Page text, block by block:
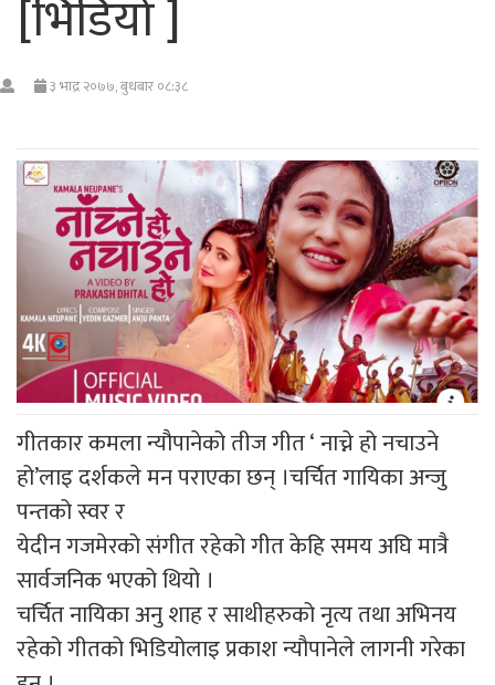
[भिडियो ]
३ भाद्र २०७७, बुधबार ०८:३८
गीतकार कमला न्यौपानेको तीज गीत ‘ नाच्ने हो नचाउने
हो’लाइ दर्शकले मन पराएका छन् ।चर्चित गायिका अन्जु
पन्तको स्वर र
येदीन गजमेरको संगीत रहेको गीत केहि समय अघि मात्रै
सार्वजनिक भएको थियो ।
चर्चित नायिका अनु शाह र साथीहरुको नृत्य तथा अभिनय
रहेको गीतको भिडियोलाइ प्रकाश न्यौपानेले लागनी गरेका